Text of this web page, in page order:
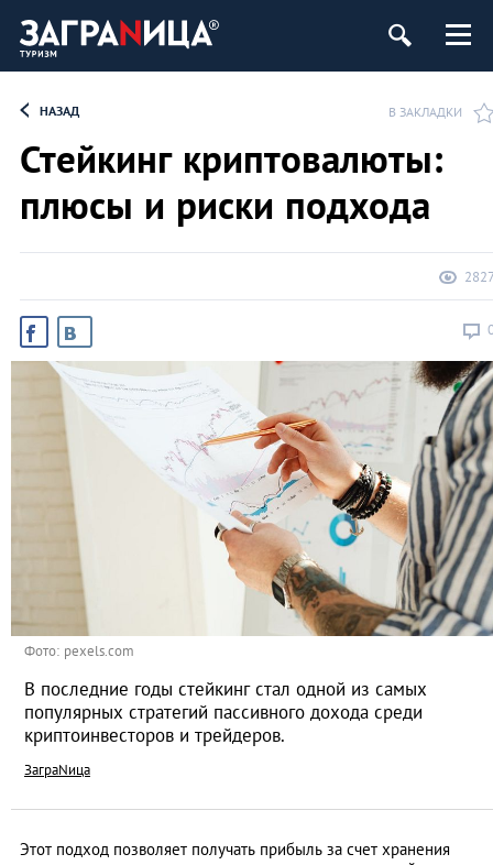
НАЗАД В ЗАКЛАДКИ
Стейкинг криптовалюты:
плюсы и риски подхода
Фото: pexels.com
В последние годы стейкинг стал одной из самых
популярных стратегий пассивного дохода среди
криптоинвесторов и трейдеров.
ЗаграNица
Этот подход позволяет получать прибыль за счет хранения